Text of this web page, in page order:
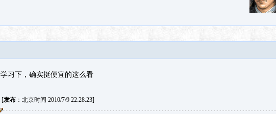
学习下，确实挺便宜的这么看
[发布：北京时间 2010/7/9 22:28:23]